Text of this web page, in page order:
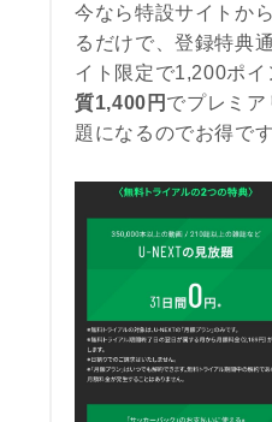
今なら特設サイトか
るだけで、登録特典
イト限定で1,200ポ
質1,400円 でプレミ
題になるのでお得です